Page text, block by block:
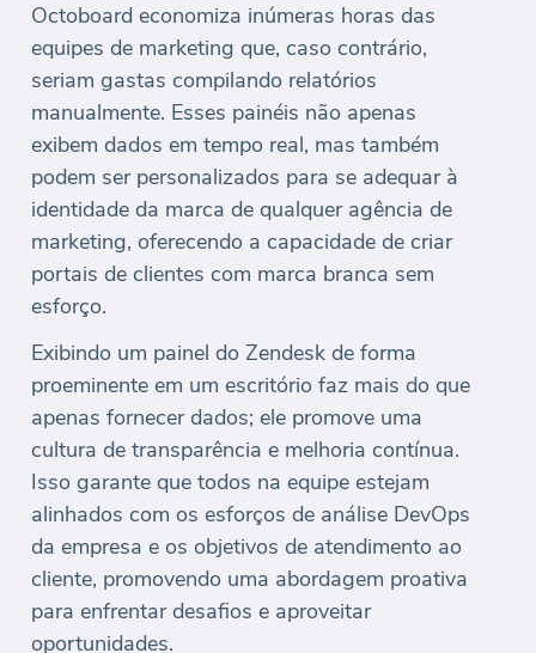
Octoboard economiza inúmeras horas das
equipes de marketing que, caso contrário,
seriam gastas compilando relatórios
manualmente. Esses painéis não apenas
exibem dados em tempo real, mas também
podem ser personalizados para se adequar à
identidade da marca de qualquer agência de
marketing, oferecendo a capacidade de criar
portais de clientes com marca branca sem
esforço.
Exibindo um painel do Zendesk de forma
proeminente em um escritório faz mais do que
apenas fornecer dados; ele promove uma
cultura de transparência e melhoria contínua.
Isso garante que todos na equipe estejam
alinhados com os esforços de análise DevOps
da empresa e os objetivos de atendimento ao
cliente, promovendo uma abordagem proativa
para enfrentar desafios e aproveitar
oportunidades.